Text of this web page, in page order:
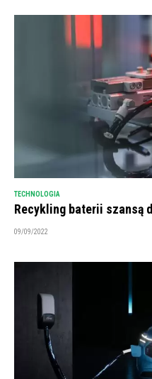
TECHNOLOGIA
Recykling baterii szansą
09/09/2022